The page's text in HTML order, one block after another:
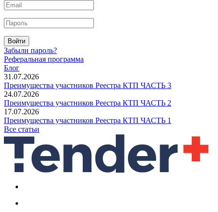
Войти
Забыли пароль?
Реферальная программа
Блог
31.07.2026
Преимущества участников Реестра КТП ЧАСТЬ 3
24.07.2026
Преимущества участников Реестра КТП ЧАСТЬ 2
17.07.2026
Преимущества участников Реестра КТП ЧАСТЬ 1
Все статьи